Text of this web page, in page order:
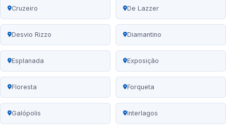
Cruzeiro De Lazzer
Desvio Rizzo Diamantino
Esplanada Exposição
Floresta Forqueta
Galópolis Interlagos